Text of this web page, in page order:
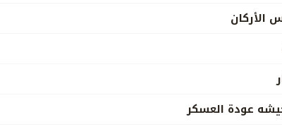
الأركان
عودة العسكر